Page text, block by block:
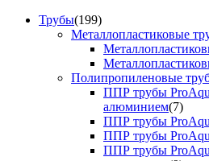
Трубы(199)
Металлопластиковые
Полипропиленовые
ППР трубы
алюминием(7)
ППР трубы
ППР трубы
ППР трубы